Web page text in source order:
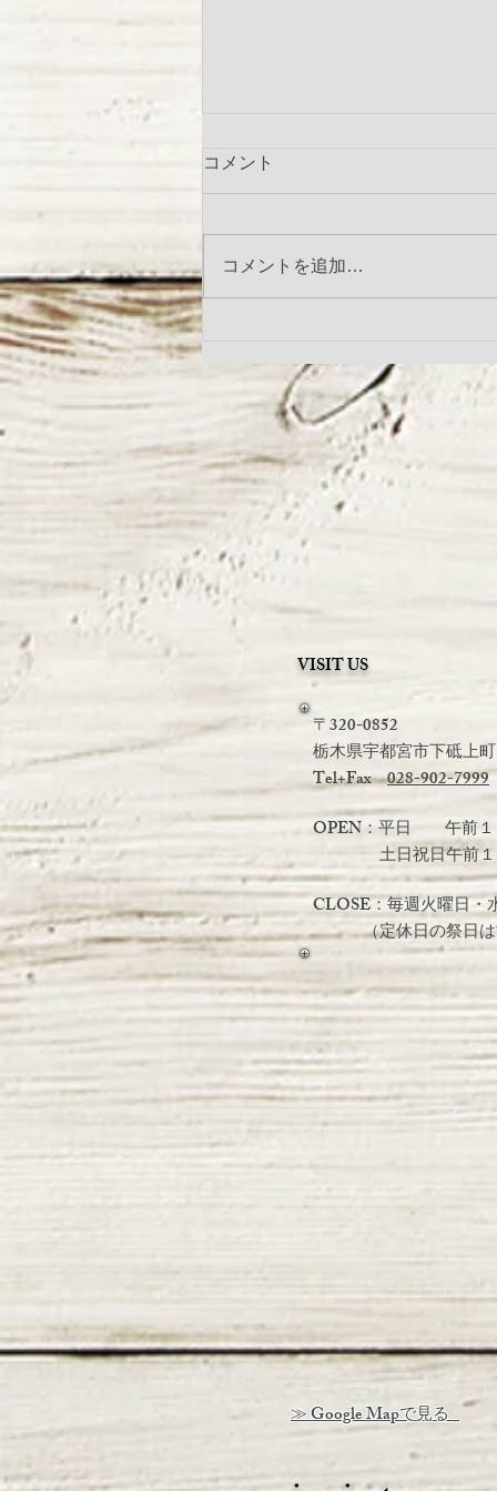
受注会のお知らせ
コメント
コメントを追加…
VISIT US
〒320-0852
栃木県宇都宮市下砥上
Tel+Fax028-902-7999
OPEN：平日 午前１
土日祝日午前
CLOSE：毎週火曜日・
（定休日の祭日は
≫ Google Mapで見る